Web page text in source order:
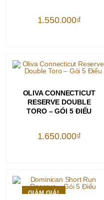
1.550.000₫
OLIVA CONNECTICUT
RESERVE DOUBLE
TORO – GÓI 5 ĐIẾU
1.650.000₫
GIẢM GIÁ!